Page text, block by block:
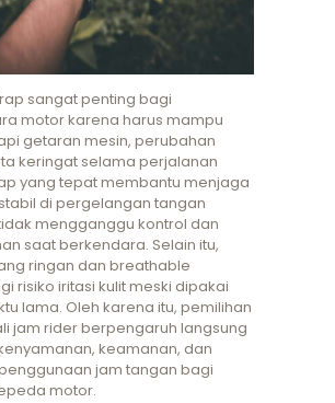
sangat penting bagi
motor karena harus mampu
getaran mesin, perubahan
keringat selama perjalanan
yang tepat membantu menjaga
di pergelangan tangan
mengganggu kontrol dan
saat berkendara. Selain itu,
ringan dan breathable
risiko iritasi kulit meski dipakai
lama. Oleh karena itu, pemilihan
jam rider berpengaruh langsung
keamanan, dan
jam tangan bagi
motor.